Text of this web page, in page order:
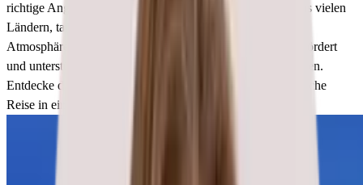
richtige Angebot für dich. Mit rund 1.200 Schüler:innen aus vielen
Ländern, tauchst du in eine vielfältige und internationale
Atmosphäre ein. Hier wird jede:r Schüler:in individuell gefördert
und unterstützt, um das bestmögliche Lernumfeld zu schaffen.
Entdecke das Rosny College und starte deine ganz persönliche
Reise in eine spannende und bereichernde Zukunft.